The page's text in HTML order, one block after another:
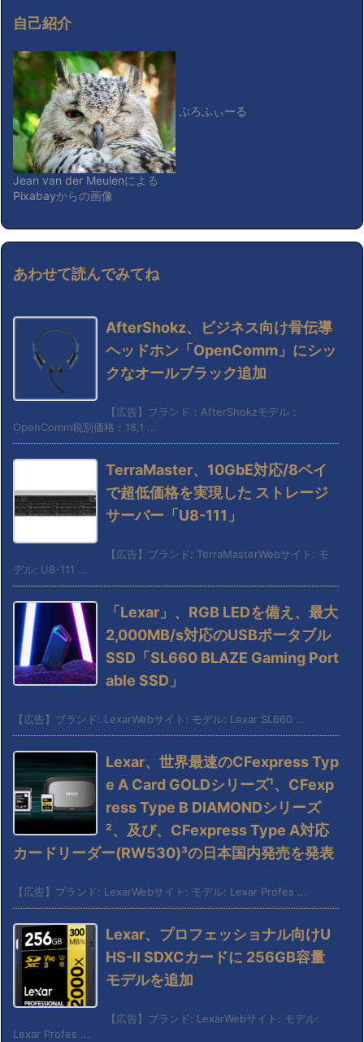
自己紹介
ぷろふぃーる
Jean van der Meulenによる
Pixabayからの画像
あわせて読んでみてね
AfterShokz、ビジネス向け骨伝導
ヘッドホン「OpenComm」にシッ
クなオールブラック追加
【広告】ブランド：AfterShokzモデル：
OpenComm税別価格：18,1 ...
TerraMaster、10GbE対応/8ベイ
で超低価格を実現した ストレージ
サーバー「U8-111」
【広告】ブランド: TerraMasterWebサイト: モ
デル: U8-111 ...
「Lexar」、RGB LEDを備え、最大
2,000MB/s対応のUSBポータブル
SSD「SL660 BLAZE Gaming Port
able SSD」
【広告】ブランド: LexarWebサイト: モデル: Lexar SL660 ...
Lexar、世界最速のCFexpress Typ
e A Card GOLDシリーズ¹、CFexp
ress Type B DIAMONDシリーズ
²、及び、CFexpress Type A対応
カードリーダー(RW530)³の日本国内発売を発表
【広告】ブランド: LexarWebサイト: モデル: Lexar Profes ...
Lexar、プロフェッショナル向けU
HS-II SDXCカードに 256GB容量
モデルを追加
【広告】ブランド: LexarWebサイト: モデル:
Lexar Profes ...